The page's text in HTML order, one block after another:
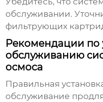
обслуживании.
фильтрующих
Рекомендации по
обслуживанию
осмоса
Правильная
обслуживание